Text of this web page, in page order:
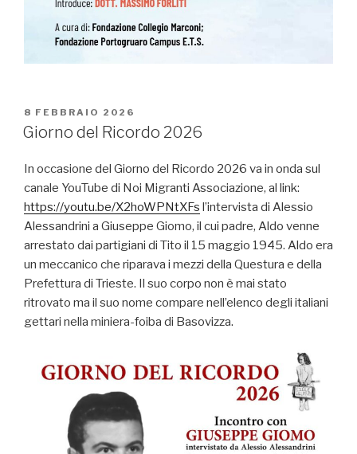
PUBBLICATO
IL
8 FEBBRAIO 2026
Giorno del Ricordo 2026
In occasione del Giorno del Ricordo 2026 va in onda sul
canale YouTube di Noi Migranti Associazione, al link:
https://youtu.be/X2hoWPNtXFs l’intervista di Alessio
Alessandrini a Giuseppe Giomo, il cui padre, Aldo venne
arrestato dai partigiani di Tito il 15 maggio 1945. Aldo era
un meccanico che riparava i mezzi della Questura e della
Prefettura di Trieste. Il suo corpo non è mai stato
ritrovato ma il suo nome compare nell’elenco degli italiani
gettari nella miniera-foiba di Basovizza.